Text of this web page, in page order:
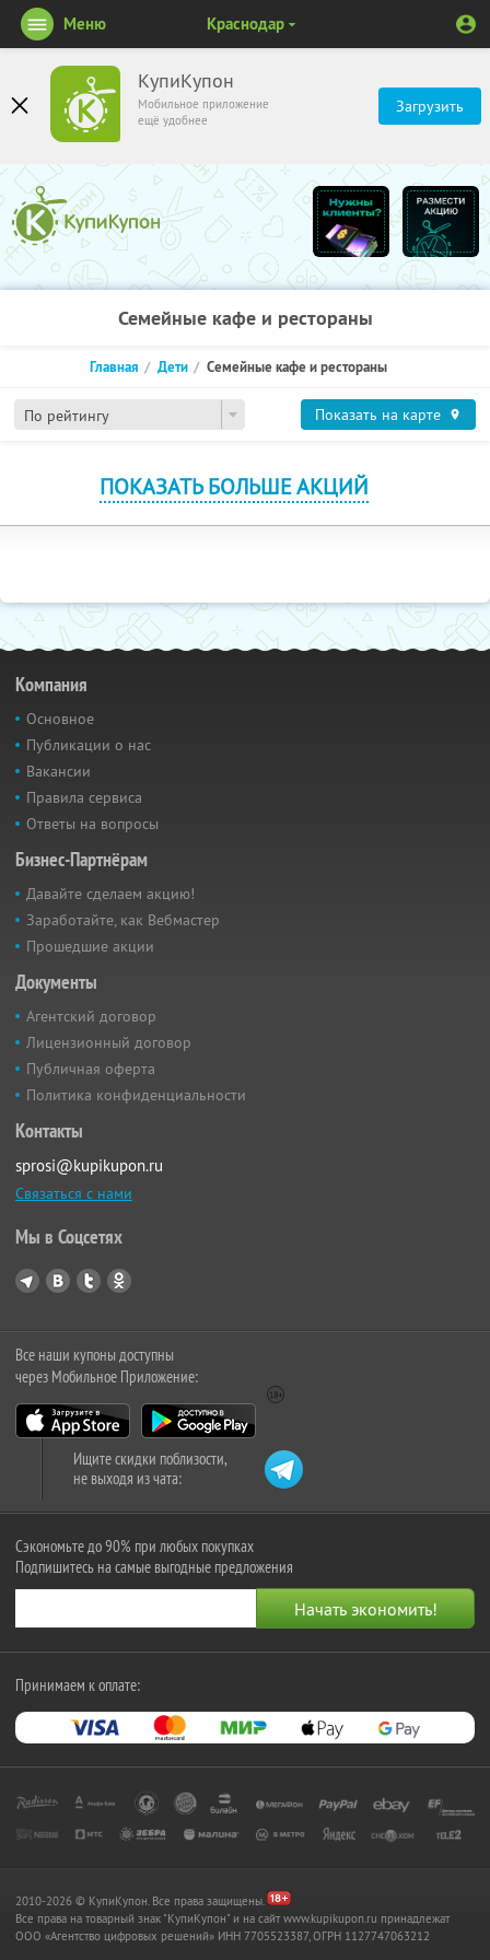
КупиКупон
Мобильное приложение
ещё удобнее
Загрузить
Меню Краснодар
Семейные кафе и рестораны
По рейтингу
Главная Дети Семейные кафе и рестораны
Показать на карте
ПОКАЗАТЬ БОЛЬШЕ АКЦИЙ
Компания
Основное
Публикации о нас
Вакансии
Правила сервиса
Ответы на вопросы
Бизнес-Партнёрам
Давайте сделаем акцию!
Заработайте, как Вебмастер
Прошедшие акции
Документы
Агентский договор
Лицензионный договор
Публичная оферта
Политика конфиденциальности
Контакты
sprosi@kupikupon.ru
Связаться с нами
Мы в Соцсетях
Все наши купоны доступны
через Мобильное Приложение:
Ищите скидки поблизости,
не выходя из чата:
Сэкономьте до 90% при любых покупках
Подпишитесь на самые выгодные предложения
Принимаем к оплате:
2010-2026 © КупиКупон. Все права защищены.
Все права на товарный знак "КупиКупон" и на сайт www.kupikupon.ru принадлежат
OOO «Агентство цифровых решений» ИНН 7705523387, ОГРН 1127747063212